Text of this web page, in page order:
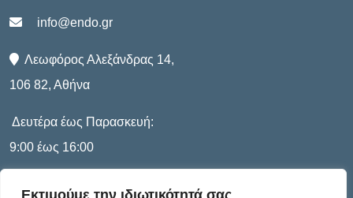
Εκτιμούμε την ιδιωτικότητά σας
info@endo.gr
Λεωφόρος Αλεξάνδρας 14,
106 82, Αθήνα
Δευτέρα έως Παρασκευή:
9:00 έως 16:00